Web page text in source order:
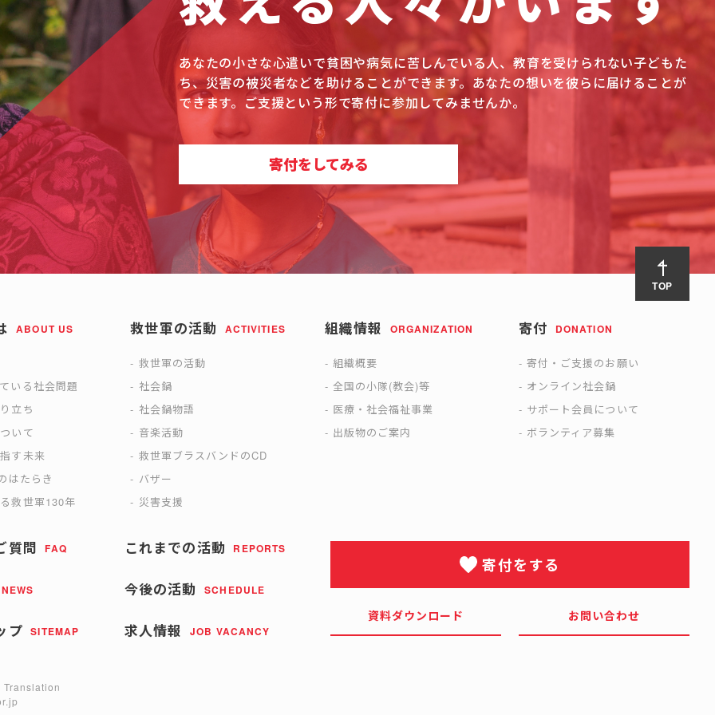
あなたの小さな心遣いで貧困や病気に苦しんでいる人、教育を受けられない子どもた
ち、災害の被災者などを助けることができます。あなたの想いを彼らに届けることが
できます。ご支援という形で寄付に参加してみませんか。
寄付をしてみる
TOP
ABOUT US
いる社会問題
立ち
いて
す未来
はたらき
救世軍130年
救世軍の活動 ACTIVITIES
救世軍の活動
社会鍋
社会鍋物語
音楽活動
救世軍ブラスバンドのCD
バザー
災害支援
組織情報 ORGANIZATION
組織概要
全国の小隊(教会)等
医療・社会福祉事業
出版物のご案内
寄付 DONATION
寄付・ご支援のお願い
オンライン社会鍋
サポート会員について
ボランティア募集
質問 FAQ これまでの活動 REPORTS
今後の活動 SCHEDULE
NEWS
プ SITEMAP 求人情報 JOB VACANCY
寄付をする
資料ダウンロード お問い合わせ
Translation